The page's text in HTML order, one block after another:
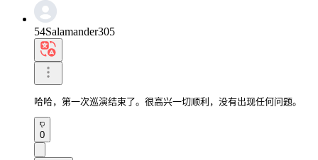
54Salamander305
哈哈，第一次巡演结束了。很高兴一切顺利，没有出现任何问题。
0